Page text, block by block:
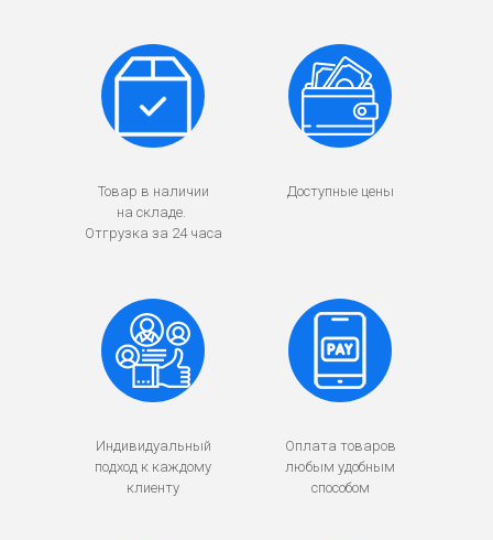
Товар в наличии
на складе.
Отгрузка за 24 часа
Доступные цены
Индивидуальный
подход к каждому
клиенту
Оплата товаров
любым удобным
способом